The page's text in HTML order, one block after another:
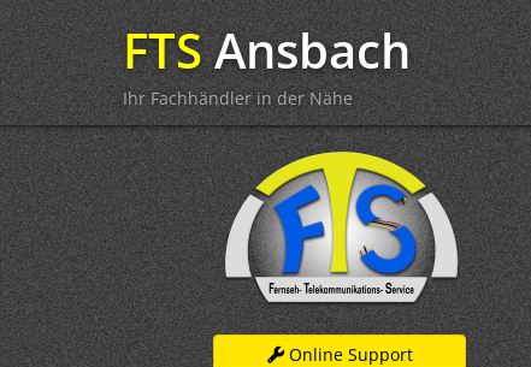
FTSAnsbach
Ihr Fachhändler in der Nähe
Online Support